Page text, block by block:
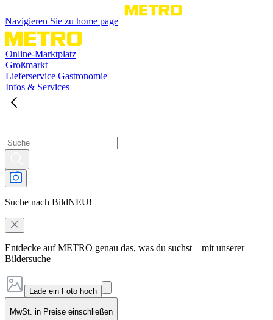
Navigieren Sie zu home page
Online-Marktplatz
Großmarkt
Lieferservice Gastronomie
Infos & Services
Suche nach BildNEU!
Entdecke auf METRO genau das, was du suchst – mit unserer
Bildersuche
Lade ein Foto hoch
MwSt. in Preise einschließen